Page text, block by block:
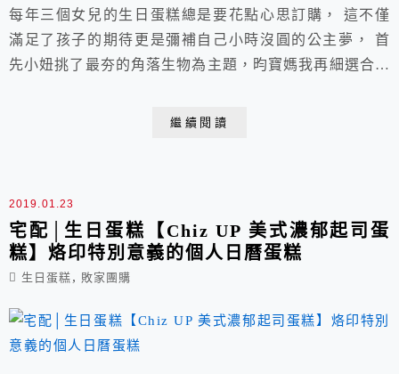
每年三個女兒的生日蛋糕總是要花點心思訂購， 這不僅
滿足了孩子的期待更是彌補自己小時沒圓的公主夢， 首
先小妞挑了最夯的角落生物為主題，昀寶媽我再細選合適
工作室│無實體店面│以網路訂購宅配為主 店家粉絲團頁
繼續閱讀
2019.01.23
宅配│生日蛋糕【Chiz UP 美式濃郁起司蛋
糕】烙印特別意義的個人日曆蛋糕
生日蛋糕 , 敗家團購